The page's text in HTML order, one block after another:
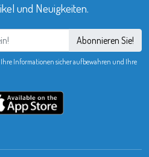
und Neuigkeiten.
Abonnieren Sie!
Ihre Informationen sicher aufbewahren und Ihre